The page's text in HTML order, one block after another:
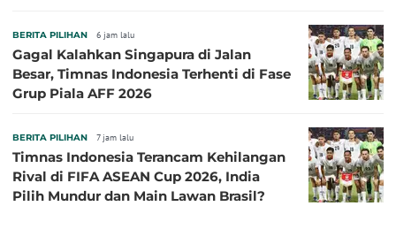
BERITA PILIHAN 6 jam lalu
Gagal Kalahkan Singapura di Jalan
Besar, Timnas Indonesia Terhenti di Fase
Grup Piala AFF 2026
BERITA PILIHAN 7 jam lalu
Timnas Indonesia Terancam Kehilangan
Rival di FIFA ASEAN Cup 2026, India
Pilih Mundur dan Main Lawan Brasil?